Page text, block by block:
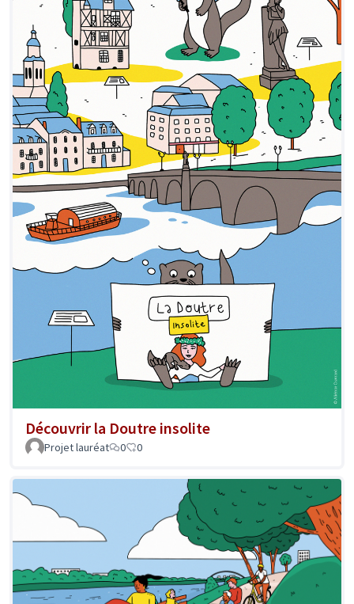
Découvrir la Doutre insolite
Projet lauréat 0 0